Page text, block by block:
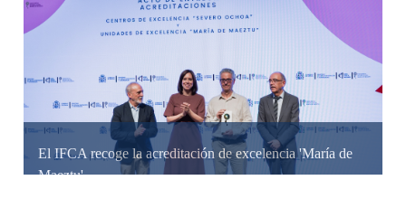
Eclipse Inclusivo
El IFCA recoge la acreditación de excelencia 'María de
Maeztu'